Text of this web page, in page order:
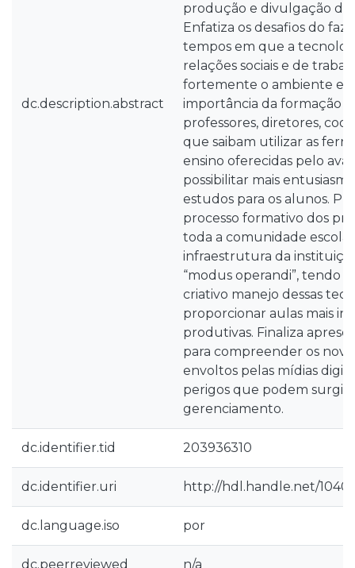
dc.description.abstract
produção e divulgação
Enfatiza os desafios do
tempos em que a
relações sociais e de
fortemente o ambiente
importância da formação
professores, diretores,
que saibam utilizar as
ensino oferecidas pelo
possibilitar mais
estudos para os alunos.
processo formativo dos
toda a comunidade
infraestrutura da
“modus operandi”, tendo
criativo manejo dessas
proporcionar aulas mais
produtivas. Finaliza
para compreender os
envoltos pelas mídias
perigos que podem surgir
gerenciamento.
dc.identifier.tid 203936310
dc.identifier.uri http://hdl.handle.net/
dc.language.iso por
dc.peerreviewed n/a